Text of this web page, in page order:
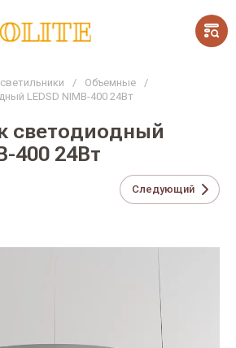
/ Объемные
/
LEDSD NIMB-400 24Вт
светодиодный
400 24Вт
Следующий